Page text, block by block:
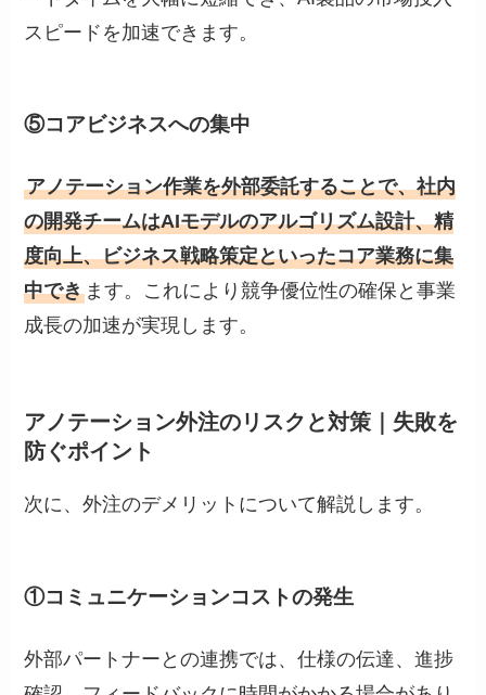
スピードを加速できます。
⑤コアビジネスへの集中
アノテーション作業を外部委託することで、社内
の開発チームはAIモデルのアルゴリズム設計、精
度向上、ビジネス戦略策定といったコア業務に集
中でき ます。これにより競争優位性の確保と事業
成長の加速が実現します。
アノテーション外注のリスクと対策｜失敗を
防ぐポイント
次に、外注のデメリットについて解説します。
①コミュニケーションコストの発生
外部パートナーとの連携では、仕様の伝達、進捗